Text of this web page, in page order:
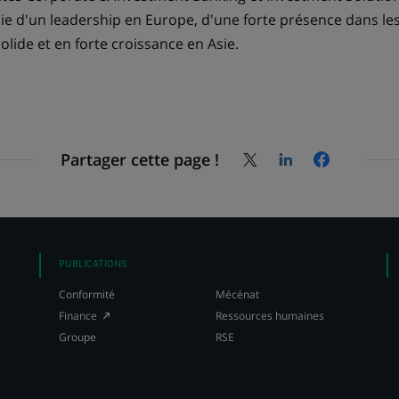
d'un leadership en Europe, d'une forte présence dans
et en forte croissance en Asie.
Partager cette page !
Partagez
sur
un
nouvel
Partagez
sur
onglet
Partagez
sur
onglet
PUBLICATIONS
Conformité
Finance(Ce
Groupe
Mécénat
Ressources humaines
RSE